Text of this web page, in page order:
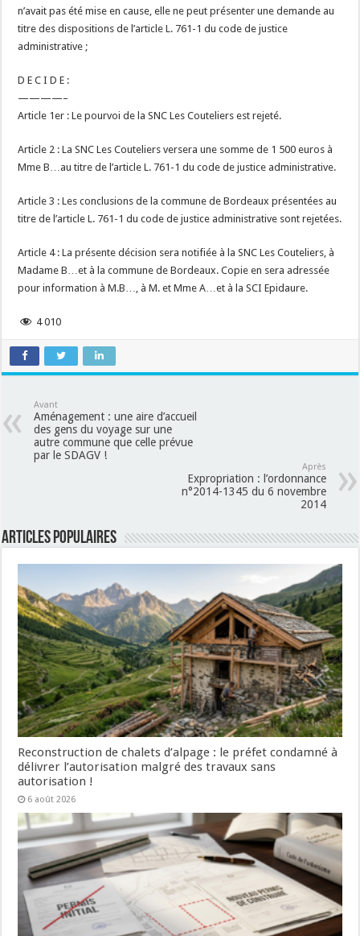
n’avait pas été mise en cause, elle ne peut présenter une demande au
titre des dispositions de l’article L. 761-1 du code de justice
administrative ;
D E C I D E :
————–
Article 1er : Le pourvoi de la SNC Les Couteliers est rejeté.
Article 2 : La SNC Les Couteliers versera une somme de 1 500 euros à
Mme B…au titre de l’article L. 761-1 du code de justice administrative.
Article 3 : Les conclusions de la commune de Bordeaux présentées au
titre de l’article L. 761-1 du code de justice administrative sont rejetées.
Article 4 : La présente décision sera notifiée à la SNC Les Couteliers, à
Madame B…et à la commune de Bordeaux. Copie en sera adressée
pour information à M.B…, à M. et Mme A…et à la SCI Epidaure.
4 010
Avant
Aménagement : une aire d’accueil
des gens du voyage sur une
autre commune que celle prévue
par le SDAGV !
Après
Expropriation : l’ordonnance
n°2014-1345 du 6 novembre
2014
Articles populaires
Reconstruction de chalets d’alpage : le préfet condamné à
délivrer l’autorisation malgré des travaux sans
autorisation !
6 août 2026